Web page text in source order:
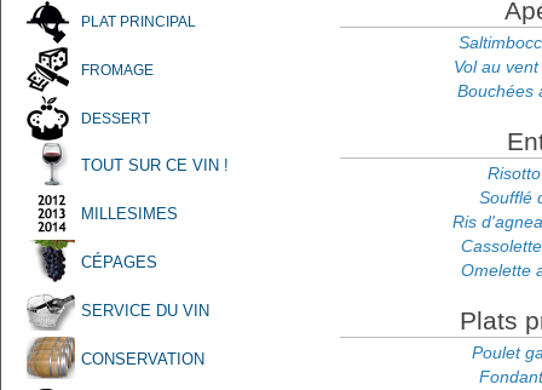
PLAT PRINCIPAL
FROMAGE
DESSERT
TOUT SUR CE VIN !
MILLESIMES
CÉPAGES
SERVICE DU VIN
CONSERVATION
Vol au
Bouchées
Soufflé
Ris
Omelette
Plats
Poulet